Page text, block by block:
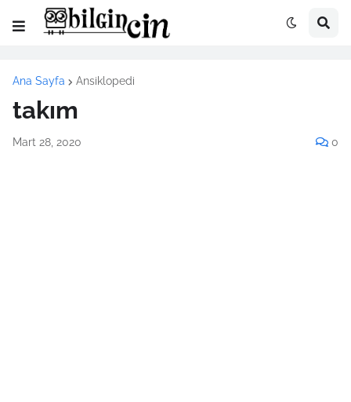
Ana Sayfa Ansiklopedi
takım
Mart 28, 2020 0